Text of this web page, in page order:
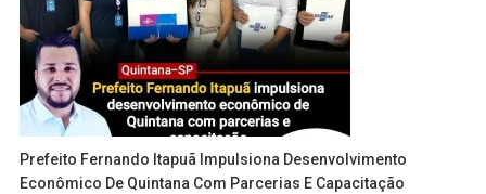
Prefeito Fernando Itapuã Impulsiona Desenvolvimento
Econômico De Quintana Com Parcerias E Capacitação